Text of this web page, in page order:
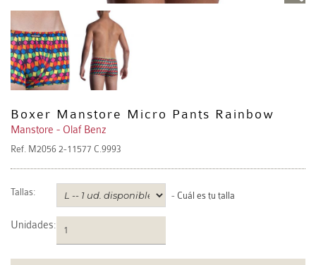
Boxer Manstore Micro Pants Rainbow
Manstore - Olaf Benz
Ref. M2056 2-11577 C.9993
Tallas: - Cuál es tu talla
Unidades: